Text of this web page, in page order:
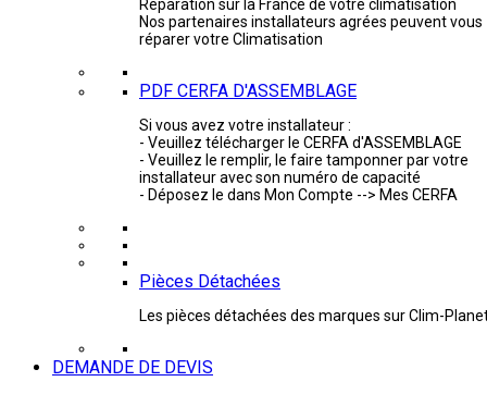
Réparation sur la France de votre climatisation
Nos partenaires installateurs agrées peuvent vous
réparer votre Climatisation
PDF CERFA D'ASSEMBLAGE
Si vous avez votre installateur :
- Veuillez télécharger le CERFA d'ASSEMBLAGE
- Veuillez le remplir, le faire tamponner par votre
installateur avec son numéro de capacité
- Déposez le dans Mon Compte --> Mes CERFA
Pièces Détachées
Les pièces détachées des marques sur Clim-
DEMANDE DE DEVIS